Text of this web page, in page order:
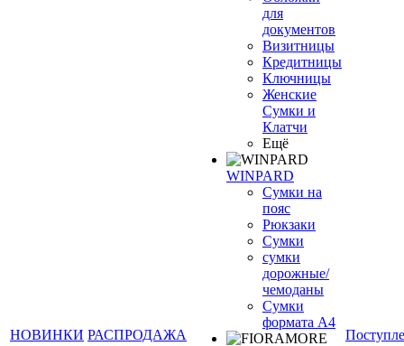
НОВИНКИ РАСПРОДАЖА
для
документов
Визитницы
Кредитницы
Ключницы
Женские
Сумки и
Клатчи
Ещё
WINPARD
Сумки на
пояс
Рюкзаки
Сумки
сумки
дорожные/
чемоданы
Сумки
формата А4